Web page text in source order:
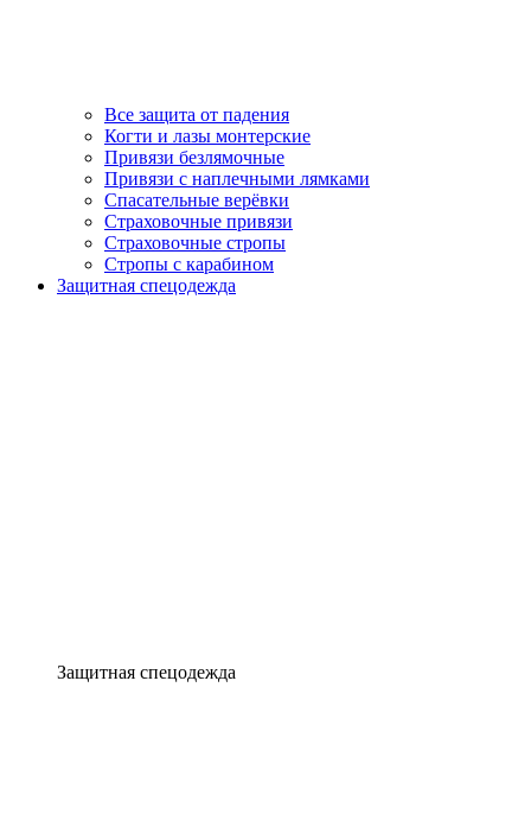
Все защита от падения
Когти и лазы монтерские
Привязи безлямочные
Привязи с наплечными лямками
Спасательные верёвки
Страховочные привязи
Страховочные стропы
Стропы с карабином
Защитная спецодежда
Защитная спецодежда